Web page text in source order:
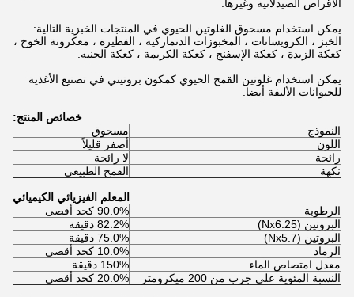
الأقراص الصيدلانية وغيرها.
يمكن استخدام مسحوق الغلوتين الحيوي في المنتجات الخبزية التالية:
الخبز ، الكرويسانات ، المخبوزات الدنماركية ، الفطيرة ، معكرونة الخوخ ،
كعكة الزبدة ، كعكة الإسفنج ، كعكة الكريمة ، كعكة الجنيه.
يمكن استخدام غلوتين القمح الحيوي كمكون بروتيني في تصنيع الأغذية
للحيوانات الأليفة أيضا.
خصائص المنتج:
النموذج
مسحوق
اللون
أصفر قليلاً
رائحة
لا رائحة
نكهة
القمح الطبيعي
المعلم الفيزيائي الكيميائي
الرطوبة
90.0% كحد أقصى
البروتين (Nx6.25)
82.2% دقيقة
البروتين (Nx5.7)
75.0% دقيقة
الرماد
10.0% كحد أقصى
معدل امتصاص الماء
150% دقيقة
النسبة المئوية على جرب من 200 ميكرومتر
20.0% كحد أقصى